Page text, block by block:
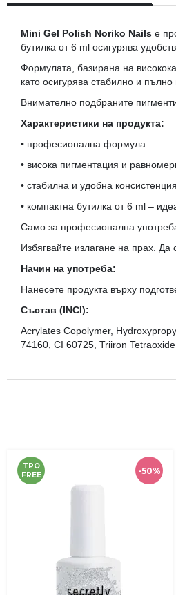
на
със
снимки
Mini Gel Polish Noriko Nails е
бутилка от 6 ml осигурява
Формулата, базирана на
като осигурява стабилно и
Внимателно подбраните
Характеристики на продукта:
• професионална формула
• висока пигментация и
• стабилна и удобна
• компактна бутилка от 6 ml –
Само за професионална
Избягвайте излагане на прах. Да
Начин на употреба:
Нанесете продукта върху
Състав (INCI):
Acrylates Copolymer,
74160, CI 60725, Triiron
-50%
TPO
FREE